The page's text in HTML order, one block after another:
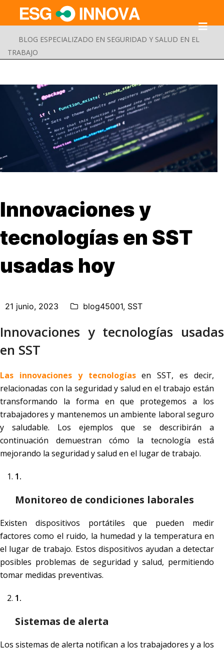
BLOG ESPECIALIZADO EN SEGURIDAD Y SALUD EN EL
TRABAJO
Innovaciones y
tecnologías en SST
usadas hoy
21 junio, 2023 blog45001, SST
Innovaciones y tecnologías usadas
en SST
Las innovaciones y tecnologíasen SST, es decir,
relacionadas con la seguridad y salud en el trabajo están
transformando la forma en que protegemos a los
trabajadores y mantenemos un ambiente laboral seguro
y saludable. Los ejemplos que se describirán a
continuación demuestran cómo la tecnología está
mejorando la seguridad y salud en el lugar de trabajo.
Monitoreo de condiciones laborales
Existen dispositivos portátiles que pueden medir
factores como el ruido, la humedad y la temperatura en
el lugar de trabajo. Estos dispositivos ayudan a detectar
posibles problemas de seguridad y salud, permitiendo
tomar medidas preventivas.
Sistemas de alerta
Los sistemas de alerta notifican a los trabajadores y a los